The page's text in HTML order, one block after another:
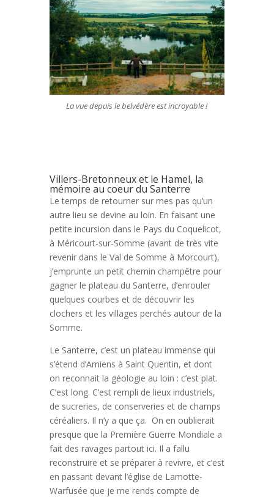
La vue depuis le belvédère est incroyable !
Villers-Bretonneux et le Hamel, la
mémoire au coeur du Santerre
Le temps de retourner sur mes pas qu’un
autre lieu se devine au loin. En faisant une
petite incursion dans le Pays du Coquelicot,
à Méricourt-sur-Somme (avant de très vite
revenir dans le Val de Somme à Morcourt),
j’emprunte un petit chemin champêtre pour
gagner le plateau du Santerre, d’enrouler
quelques courbes et de découvrir les
clochers et les villages perchés autour de la
Somme.
Le Santerre, c’est un plateau immense qui
s’étend d’Amiens à Saint Quentin, et dont
on reconnait la géologie au loin : c’est plat.
C’est long. C’est rempli de lieux industriels,
de sucreries, de conserveries et de champs
céréaliers. Il n’y a que ça. On en oublierait
presque que la Première Guerre Mondiale a
fait des ravages partout ici. Il a fallu
reconstruire et se préparer à revivre, et c’est
en passant devant l’église de Lamotte-
Warfusée que je me rends compte de